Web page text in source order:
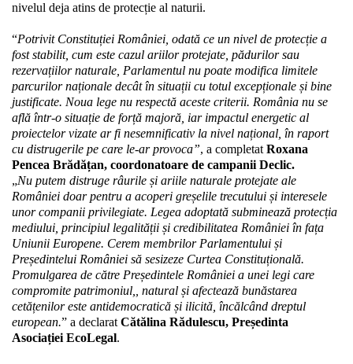
nivelul deja atins de protecție al naturii.
“Potrivit Constituției României, odată ce un nivel de protecție a
fost stabilit, cum este cazul ariilor protejate, pădurilor sau
rezervațiilor naturale, Parlamentul nu poate modifica limitele
parcurilor naționale decât în situații cu totul excepționale și bine
justificate. Noua lege nu respectă aceste criterii. România nu se
află într-o situație de forță majoră, iar impactul energetic al
proiectelor vizate ar fi nesemnificativ la nivel național, în raport
cu distrugerile pe care le-ar provoca”, a completat Roxana
Pencea Brădățan, coordonatoare de campanii Declic.
„Nu putem distruge râurile și ariile naturale protejate ale
României doar pentru a acoperi greșelile trecutului și interesele
unor companii privilegiate. Legea adoptată subminează protecția
mediului, principiul legalității și credibilitatea României în fața
Uniunii Europene. Cerem membrilor Parlamentului și
Președintelui României să sesizeze Curtea Constituțională.
Promulgarea de către Președintele României a unei legi care
compromite patrimoniul,, natural și afectează bunăstarea
cetățenilor este antidemocratică și ilicită, încălcând dreptul
european.” a declarat Cătălina Rădulescu, Președinta
Asociației EcoLegal.